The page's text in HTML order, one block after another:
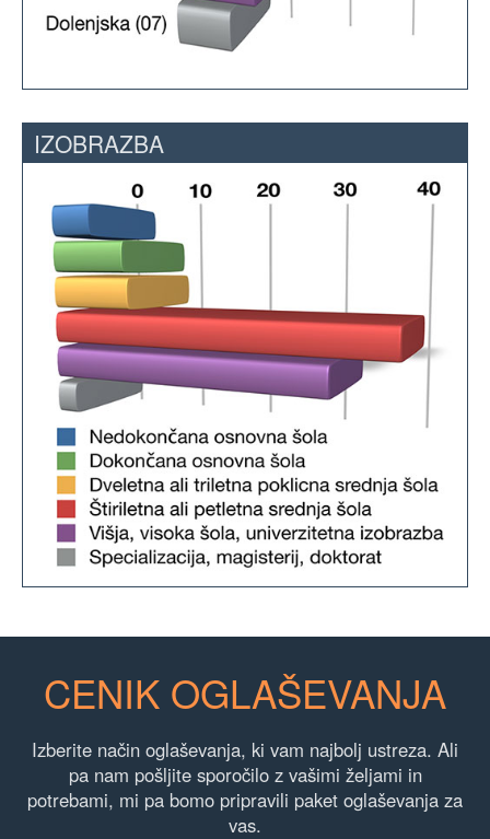
IZOBRAZBA
CENIK OGLAŠEVANJA
Izberite način oglaševanja, ki vam najbolj ustreza. Ali
pa nam pošljite sporočilo z vašimi željami in
potrebami, mi pa bomo pripravili paket oglaševanja za
vas.